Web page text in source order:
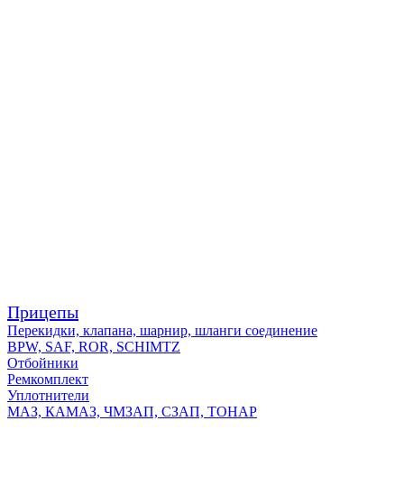
Прицепы
Перекидки, клапана, шарнир, шланги соединение
BPW, SAF, ROR, SCHIMTZ
Отбойники
Ремкомплект
Уплотнители
МАЗ, КАМАЗ, ЧМЗАП, СЗАП, ТОНАР